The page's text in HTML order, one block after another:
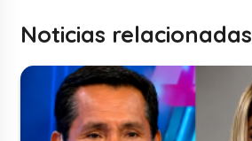
Noticias relacionadas